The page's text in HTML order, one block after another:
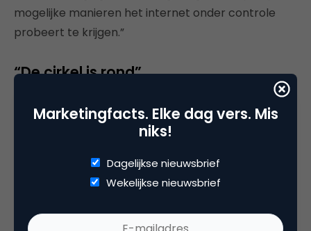
mogelijke manieren het internet onder controle
probeert te krijgen.”
“De cirkel is rond”
Controle die gelukkig niet zonder slag of stoot
wordt overgedragen. “Journalisten doen
Nederland mag het wel een tandje meer, vind ik. Ik
vind het erg terughoudend wat er op dit moment
De politiek is totaal afwezig in de discussie.
Marketingfacts. Elke dag vers. Mis
niks!
Dagelijkse nieuwsbrief
Wekelijkse nieuwsbrief